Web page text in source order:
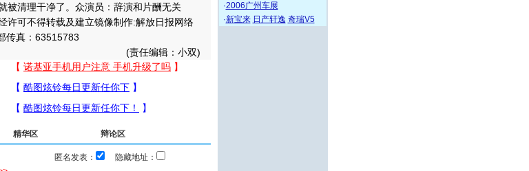
被清理干净了。众演员：辞演和片酬无关
可不得转载及建立镜像制作:解放日报网络
传真：63515783
(责任编辑：小双)
精华区 辩论区
匿名发表：
隐藏地址：
·2006广州车展
·新宝来 日产轩逸 奇瑞V5